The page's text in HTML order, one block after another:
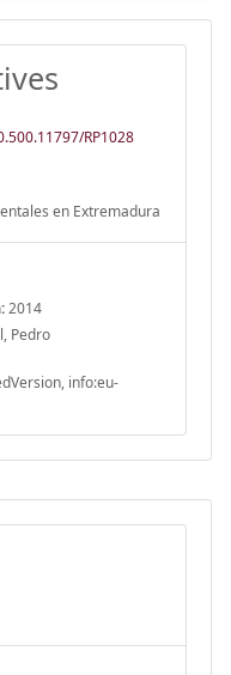
RP1028
en Extremadura
2014
Pedro
info:eu-